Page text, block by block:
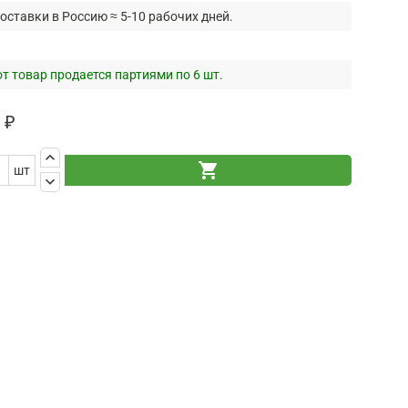
в Россию ≈ 5-10 рабочих дней.
товар продается партиями по 6 шт.
₽
шт
keyboard_arrow_up
keyboard_arrow_down
shopping_cart